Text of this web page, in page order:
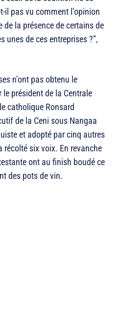
il pas vu comment l’opinion
la présence de certains de
unes de ces entreprises ?”,
n’ont pas obtenu le
président de la Centrale
catholique Ronsard
de la Ceni sous Nangaa
et adopté par cinq autres
six voix. En revanche
ont au finish boudé ce
des pots de vin.